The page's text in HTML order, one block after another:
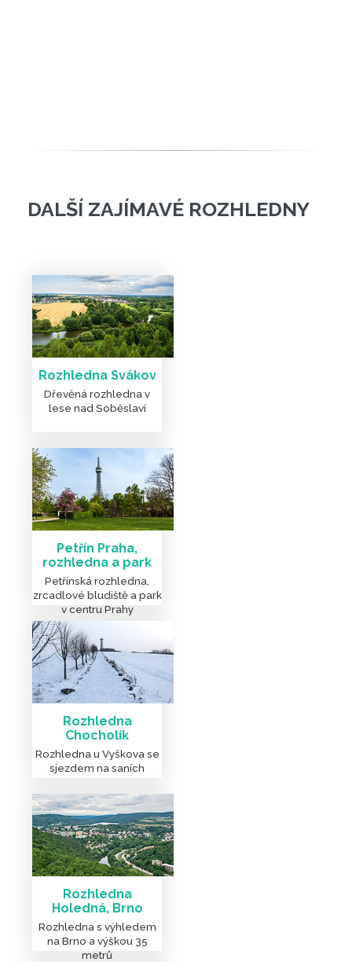
Rozhledna Svákov
Dřevěná rozhledna v
lese nad Soběslaví
Petřín Praha,
rozhledna a park
Petřínská rozhledna,
zrcadlové bludiště a park
v centru Prahy
Rozhledna
Chocholík
Rozhledna u Vyškova se
sjezdem na saních
Rozhledna
Holedná, Brno
Rozhledna s výhledem
na Brno a výškou 35
metrů